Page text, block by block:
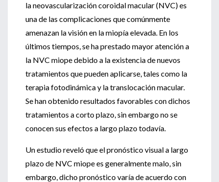
la neovascularización coroidal macular (NVC) es
una de las complicaciones que comúnmente
amenazan la visión en la miopía elevada. En los
últimos tiempos, se ha prestado mayor atención a
la NVC miope debido a la existencia de nuevos
tratamientos que pueden aplicarse, tales como la
terapia fotodinámica y la translocación macular.
Se han obtenido resultados favorables con dichos
tratamientos a corto plazo, sin embargo no se
conocen sus efectos a largo plazo todavía.
Un estudio reveló que el pronóstico visual a largo
plazo de NVC miope es generalmente malo, sin
embargo, dicho pronóstico varía de acuerdo con